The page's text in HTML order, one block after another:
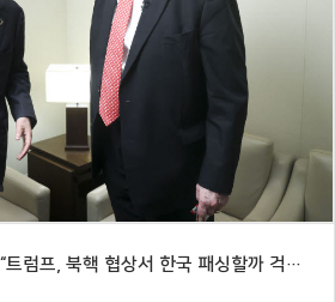
[2026-06-16] 반기문 “트럼프, 북핵 협상서 한국 패싱할까 걱정”[ESF2026]